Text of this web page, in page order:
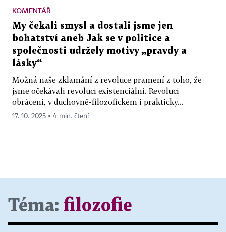
KOMENTÁŘ
My čekali smysl a dostali jsme jen
bohatství aneb Jak se v politice a
společnosti udržely motivy „pravdy a
lásky“
Možná naše zklamání z revoluce pramení z toho, že
jsme očekávali revoluci existenciální. Revoluci
obrácení, v duchovně-filozofickém i prakticky...
17. 10. 2025 ▪ 4 min. čtení
Téma: filozofie